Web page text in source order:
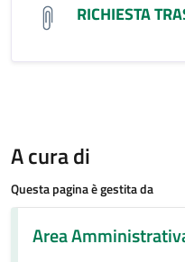
RICHIESTA
A cura di
Questa pagina è gestita da
Area